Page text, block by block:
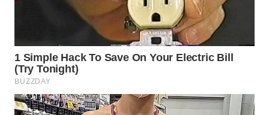
TAPANULI
UTARA
WN
SAMOSIR